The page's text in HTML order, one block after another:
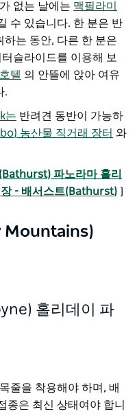
없는 날에는 맥필라미
수 있습니다. 한 분은 반
는 동안, 다른 한 분은
슬라이드를 이용해 보
텔 의 안뜰에 앉아 여유
.
는 반려견 동반이 가능하
농산물 직거래 장터 와
파노라마 홀리
- 배서스트(Bathurst) ]
Mountains)
홀리데이 파
줄을 착용해야 하며, 배
종은 최신 상태여야 합니